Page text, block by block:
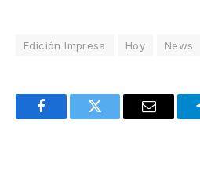
Edición Impresa Hoy News
FacebookTwitter Email